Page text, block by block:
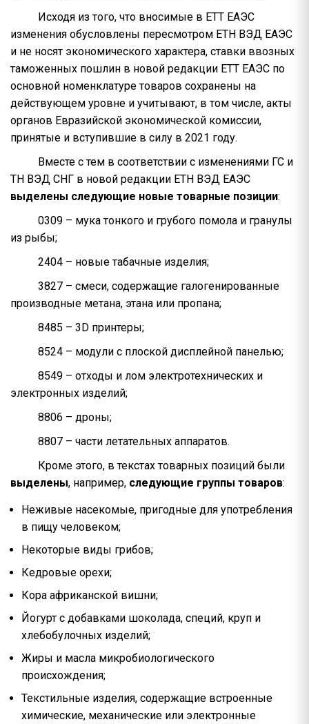
Исходя из того, что вносимые в ЕТТ ЕАЭС
изменения обусловлены пересмотром ЕТН ВЭД ЕАЭС
и не носят экономического характера, ставки ввозных
таможенных пошлин в новой редакции ЕТТ ЕАЭС по
основной номенклатуре товаров сохранены на
действующем уровне и учитывают, в том числе, акты
органов Евразийской экономической комиссии,
принятые и вступившие в силу в 2021 году.
Вместе с тем в соответствии с изменениями ГС и
ТН ВЭД СНГ в новой редакции ЕТН ВЭД ЕАЭС
выделены следующие новые товарные позиции:
0309 – мука тонкого и грубого помола и гранулы
из рыбы;
2404 – новые табачные изделия;
3827 – смеси, содержащие галогенированные
производные метана, этана или пропана;
8485 – 3D принтеры;
8524 – модули с плоской дисплейной панелью;
8549 – отходы и лом электротехнических и
электронных изделий;
8806 – дроны;
8807 – части летательных аппаратов.
Кроме этого, в текстах товарных позиций были
выделены, например, следующие группы товаров:
Неживые насекомые, пригодные для употребления
в пищу человеком;
Некоторые виды грибов;
Кедровые орехи;
Кора африканской вишни;
Йогурт с добавками шоколада, специй, круп и
хлебобулочных изделий;
Жиры и масла микробиологического
происхождения;
Текстильные изделия, содержащие встроенные
химические, механические или электронные